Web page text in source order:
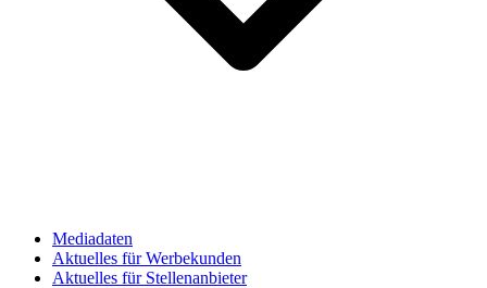
Mediadaten
Aktuelles für Werbekunden
Aktuelles für Stellenanbieter